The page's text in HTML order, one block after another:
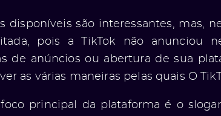
disponíveis são interessantes, mas,
pois a TikTok não anunciou
de anúncios ou abertura de sua
as várias maneiras pelas quais O
foco principal da plataforma é o